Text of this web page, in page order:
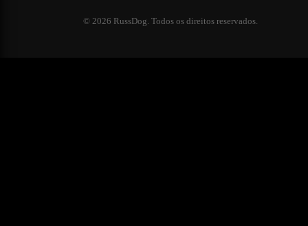
© 2026 RussDog. Todos os direitos reservados.